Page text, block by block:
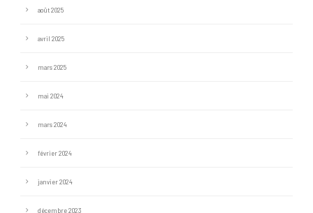
août 2025
avril 2025
mars 2025
mai 2024
mars 2024
février 2024
janvier 2024
décembre 2023